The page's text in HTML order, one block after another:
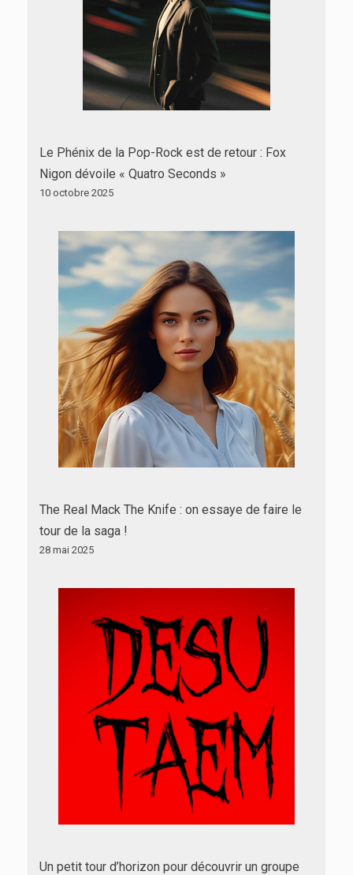
Le Phénix de la Pop-Rock est de retour : Fox
Nigon dévoile « Quatro Seconds »
10 octobre 2025
The Real Mack The Knife : on essaye de faire le
tour de la saga !
28 mai 2025
Un petit tour d’horizon pour découvrir un groupe